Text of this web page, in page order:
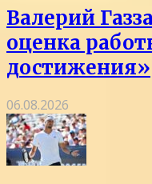
Валерий
оценка
достижения»
06.08.2026